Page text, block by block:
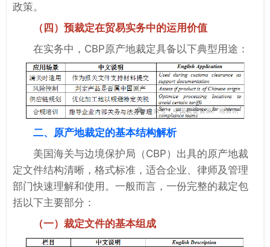
政策。
（四）预裁定在贸易实务中的运用价值
在实务中， CBP原产地裁定具备以下典型用途：
二、原产地裁定的基本结构解析
美国海关与边境保护局（CBP）出具的原产地裁
定文件结构清晰，格式标准，适合企业、律师及管理
部门快速理解和使用。一般而言，一份完整的裁定包
括以下主要部分：
（一）裁定文件的基本组成